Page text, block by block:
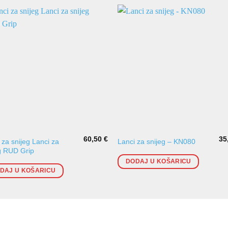
za snijeg Lanci za
RUD Grip
60,50 €
U KOŠARICU
Lanci za snijeg – KN080
DODAJ U KOŠARICU